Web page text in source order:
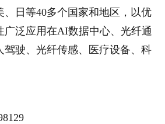
、日等40多个国家和地区，以优
广泛应用在AI数据中心、光纤通
驾驶、光纤传感、医疗设备、科